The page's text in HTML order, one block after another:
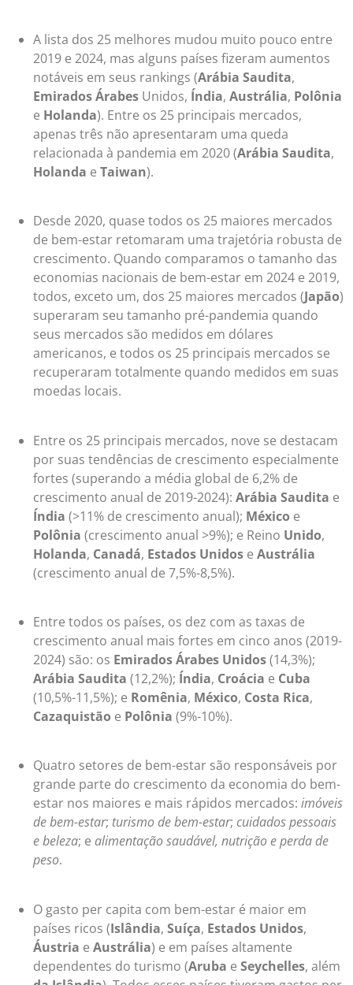
A lista dos 25 melhores mudou muito pouco entre
2019 e 2024, mas alguns países fizeram aumentos
notáveis em seus rankings (Arábia Saudita,
Emirados Árabes Unidos, Índia, Austrália, Polônia
e Holanda). Entre os 25 principais mercados,
apenas três não apresentaram uma queda
relacionada à pandemia em 2020 (Arábia Saudita,
Holanda e Taiwan).
Desde 2020, quase todos os 25 maiores mercados
de bem-estar retomaram uma trajetória robusta de
crescimento. Quando comparamos o tamanho das
economias nacionais de bem-estar em 2024 e 2019,
todos, exceto um, dos 25 maiores mercados (Japão)
superaram seu tamanho pré-pandemia quando
seus mercados são medidos em dólares
americanos, e todos os 25 principais mercados se
recuperaram totalmente quando medidos em suas
moedas locais.
Entre os 25 principais mercados, nove se destacam
por suas tendências de crescimento especialmente
fortes (superando a média global de 6,2% de
crescimento anual de 2019-2024): Arábia Saudita e
Índia (>11% de crescimento anual); México e
Polônia (crescimento anual >9%); e Reino Unido,
Holanda, Canadá, Estados Unidos e Austrália
(crescimento anual de 7,5%-8,5%).
Entre todos os países, os dez com as taxas de
crescimento anual mais fortes em cinco anos (2019-
2024) são: os Emirados Árabes Unidos(14,3%);
Arábia Saudita (12,2%); Índia, Croácia e Cuba
(10,5%-11,5%); e Romênia, México, Costa Rica,
Cazaquistão e Polônia (9%-10%).
Quatro setores de bem-estar são responsáveis por
grande parte do crescimento da economia do bem-
estar nos maiores e mais rápidos mercados: imóveis
de bem-estar; turismo de bem-estar; cuidados pessoais
e beleza; e alimentação saudável, nutrição e perda de
peso.
O gasto per capita com bem-estar é maior em
países ricos (Islândia, Suíça, Estados Unidos,
Áustria e Austrália) e em países altamente
dependentes do turismo (Aruba e Seychelles, além